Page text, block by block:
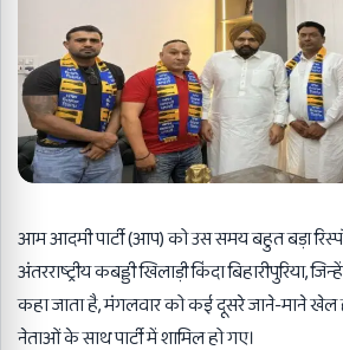
आम आदमी पार्टी (आप) को उस समय बहुत बड़ा
अंतरराष्ट्रीय कबड्डी खिलाड़ी किंदा बिहारीपुरिया,
कहा जाता है, मंगलवार को कई दूसरे जाने-माने खेल
नेताओं के साथ पार्टी में शामिल हो गए।